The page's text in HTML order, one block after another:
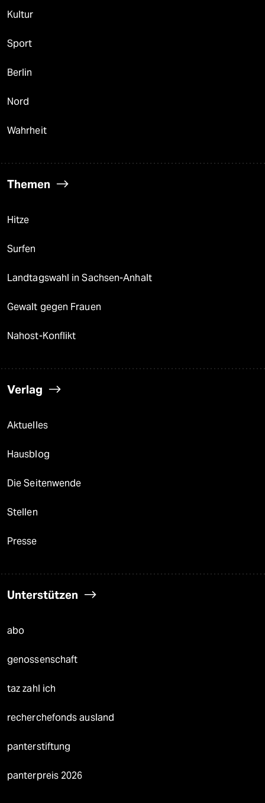
Kultur
Sport
Berlin
Nord
Wahrheit
Themen
Hitze
Surfen
Landtagswahl in Sachsen-Anhalt
Gewalt gegen Frauen
Nahost-Konflikt
Verlag
Aktuelles
Hausblog
Die Seitenwende
Stellen
Presse
Unterstützen
abo
genossenschaft
taz zahl ich
recherchefonds ausland
panterstiftung
panterpreis 2026